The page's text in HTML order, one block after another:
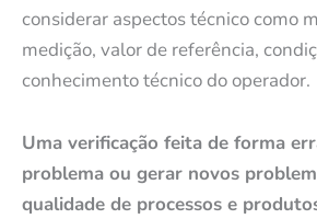
considerar aspectos técnico como
medição, valor de referência,
conhecimento técnico do operador.
Uma verificação feita de forma
problema ou gerar novos
qualidade de processos e